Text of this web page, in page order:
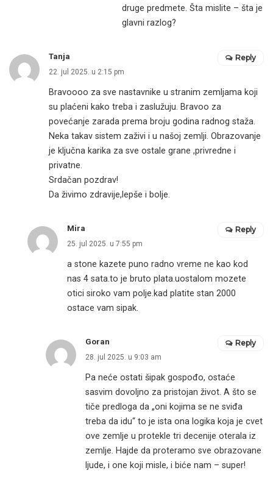
druge predmete. Šta mislite – šta je
glavni razlog?
Tanja
22. jul 2025. u 2:15 pm
Bravoooo za sve nastavnike u stranim zemljama koji
su plaćeni kako treba i zaslužuju. Bravoo za
povećanje zarada prema broju godina radnog staža.
Neka takav sistem zaživi i u našoj zemlji. Obrazovanje
je ključna karika za sve ostale grane ,privredne i
privatne.
Srdačan pozdrav!
Da živimo zdravije,lepše i bolje.
Reply
Mira
25. jul 2025. u 7:55 pm
a stone kazete puno radno vreme ne kao kod
nas 4 sata.to je bruto plata.uostalom mozete
otici siroko vam polje.kad platite stan 2000
ostace vam sipak.
Reply
Goran
28. jul 2025. u 9:03 am
Pa neće ostati šipak gospođo, ostaće
sasvim dovoljno za pristojan život. A što se
tiče predloga da „oni kojima se ne sviđa
treba da idu“ to je ista ona logika koja je cvet
ove zemlje u protekle tri decenije oterala iz
zemlje. Hajde da proteramo sve obrazovane
ljude, i one koji misle, i biće nam – super!
Reply